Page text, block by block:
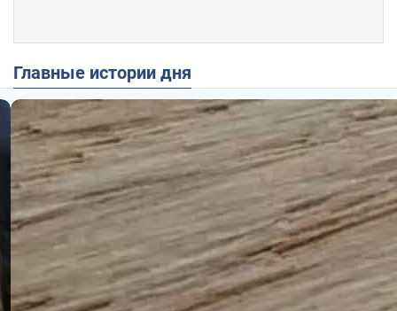
Главные истории дня